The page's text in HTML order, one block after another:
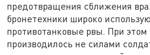
предотвращения сближения
бронетехники широко
противотанковые рвы. При этом
производилось не силами